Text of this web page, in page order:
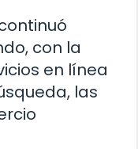
con la
en línea
las